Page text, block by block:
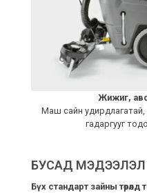
Жижиг,
Маш сайн
гадаргууг
БУСАД МЭДЭЭЛЭЛ
Бүх стандарт зайны төрөлд